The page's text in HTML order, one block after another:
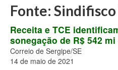
Fonte:
Receita e TCE
sonegação de R$ 542 mi
Correio de Sergipe/SE
14 de maio de 2021